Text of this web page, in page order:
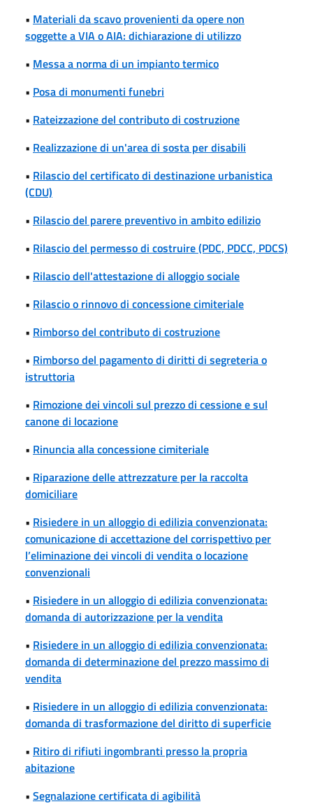
• Materiali da scavo provenienti da opere non
soggette a VIA o AIA: dichiarazione di utilizzo
• Messa a norma di un impianto termico
• Posa di monumenti funebri
• Rateizzazione del contributo di costruzione
• Realizzazione di un'area di sosta per disabili
• Rilascio del certificato di destinazione urbanistica
(CDU)
• Rilascio del parere preventivo in ambito edilizio
• Rilascio del permesso di costruire (PDC, PDCC, PDCS)
• Rilascio dell'attestazione di alloggio sociale
• Rilascio o rinnovo di concessione cimiteriale
• Rimborso del contributo di costruzione
• Rimborso del pagamento di diritti di segreteria o
istruttoria
• Rimozione dei vincoli sul prezzo di cessione e sul
canone di locazione
• Rinuncia alla concessione cimiteriale
• Riparazione delle attrezzature per la raccolta
domiciliare
• Risiedere in un alloggio di edilizia convenzionata:
comunicazione di accettazione del corrispettivo per
l’eliminazione dei vincoli di vendita o locazione
convenzionali
• Risiedere in un alloggio di edilizia convenzionata:
domanda di autorizzazione per la vendita
• Risiedere in un alloggio di edilizia convenzionata:
domanda di determinazione del prezzo massimo di
vendita
• Risiedere in un alloggio di edilizia convenzionata:
domanda di trasformazione del diritto di superficie
• Ritiro di rifiuti ingombranti presso la propria
abitazione
• Segnalazione certificata di agibilità